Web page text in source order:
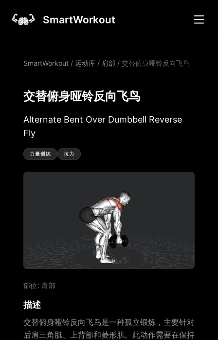
SmartWorkout
SmartWorkout / 运动库 / 肩部 / 交替俯身哑铃反向飞鸟
交替俯身哑铃反向飞鸟
Alternate Bent Over Dumbbell Reverse
Fly
力量训练 拉力
部位: 肩部
描述
交替俯身哑铃反向飞鸟是一种孤立锻炼，主要针对
后肩三角肌、上背部和菱形肌。此动作需要在保持